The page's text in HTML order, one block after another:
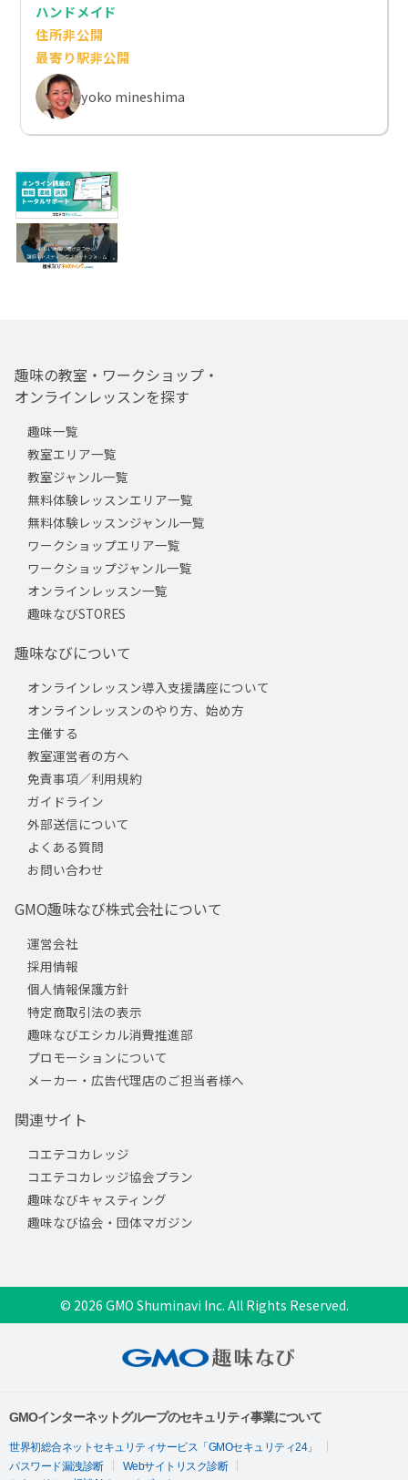
ハンドメイド
住所非公開
最寄り駅非公開
yoko mineshima
趣味の教室・ワークショップ・
オンラインレッスンを探す
趣味一覧
教室エリア一覧
教室ジャンル一覧
無料体験レッスンエリア一覧
無料体験レッスンジャンル一覧
ワークショップエリア一覧
ワークショップジャンル一覧
オンラインレッスン一覧
趣味なびSTORES
趣味なびについて
オンラインレッスン導入支援講座について
オンラインレッスンのやり方、始め方
主催する
教室運営者の方へ
免責事項／利用規約
ガイドライン
外部送信について
よくある質問
お問い合わせ
GMO趣味なび株式会社について
運営会社
採用情報
個人情報保護方針
特定商取引法の表示
趣味なびエシカル消費推進部
プロモーションについて
メーカー・広告代理店のご担当者様へ
関連サイト
コエテコカレッジ
コエテコカレッジ協会プラン
趣味なびキャスティング
趣味なび協会・団体マガジン
© 2026 GMO Shuminavi Inc. All Rights Reserved.